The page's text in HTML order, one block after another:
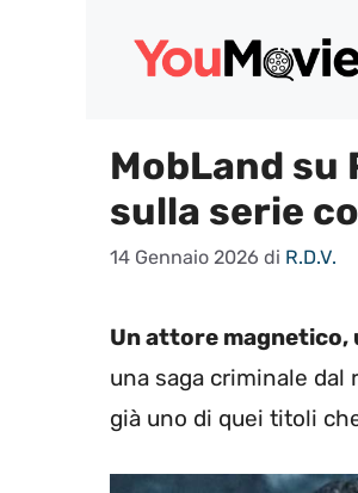
MobLand
sulla serie
14 Gennaio 2026 di R.D.V.
Un attore magnetico,
una saga criminale
già uno di quei titoli